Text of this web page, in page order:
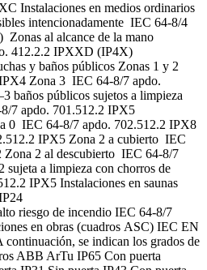
Instalaciones en medios ordinarios
intencionadamente IEC 64-8/4
al alcance de la mano
412.2.2 IPXXD (IP4X)
y baños públicos Zonas 1 y 2
Zona 3 IEC 64-8/7 apdo.
baños públicos sujetos a limpieza
7 apdo. 701.512.2 IPX5
0 IEC 64-8/7 apdo. 702.512.2 IPX8
IPX5 Zona 2 a cubierto IEC
2 al descubierto IEC 64-8/7
a limpieza con chorros de
IPX5 Instalaciones en saunas
riesgo de incendio IEC 64-8/7
en obras (cuadros ASC) IEC EN
se indican los grados de
ABB ArTu IP65 Con puerta